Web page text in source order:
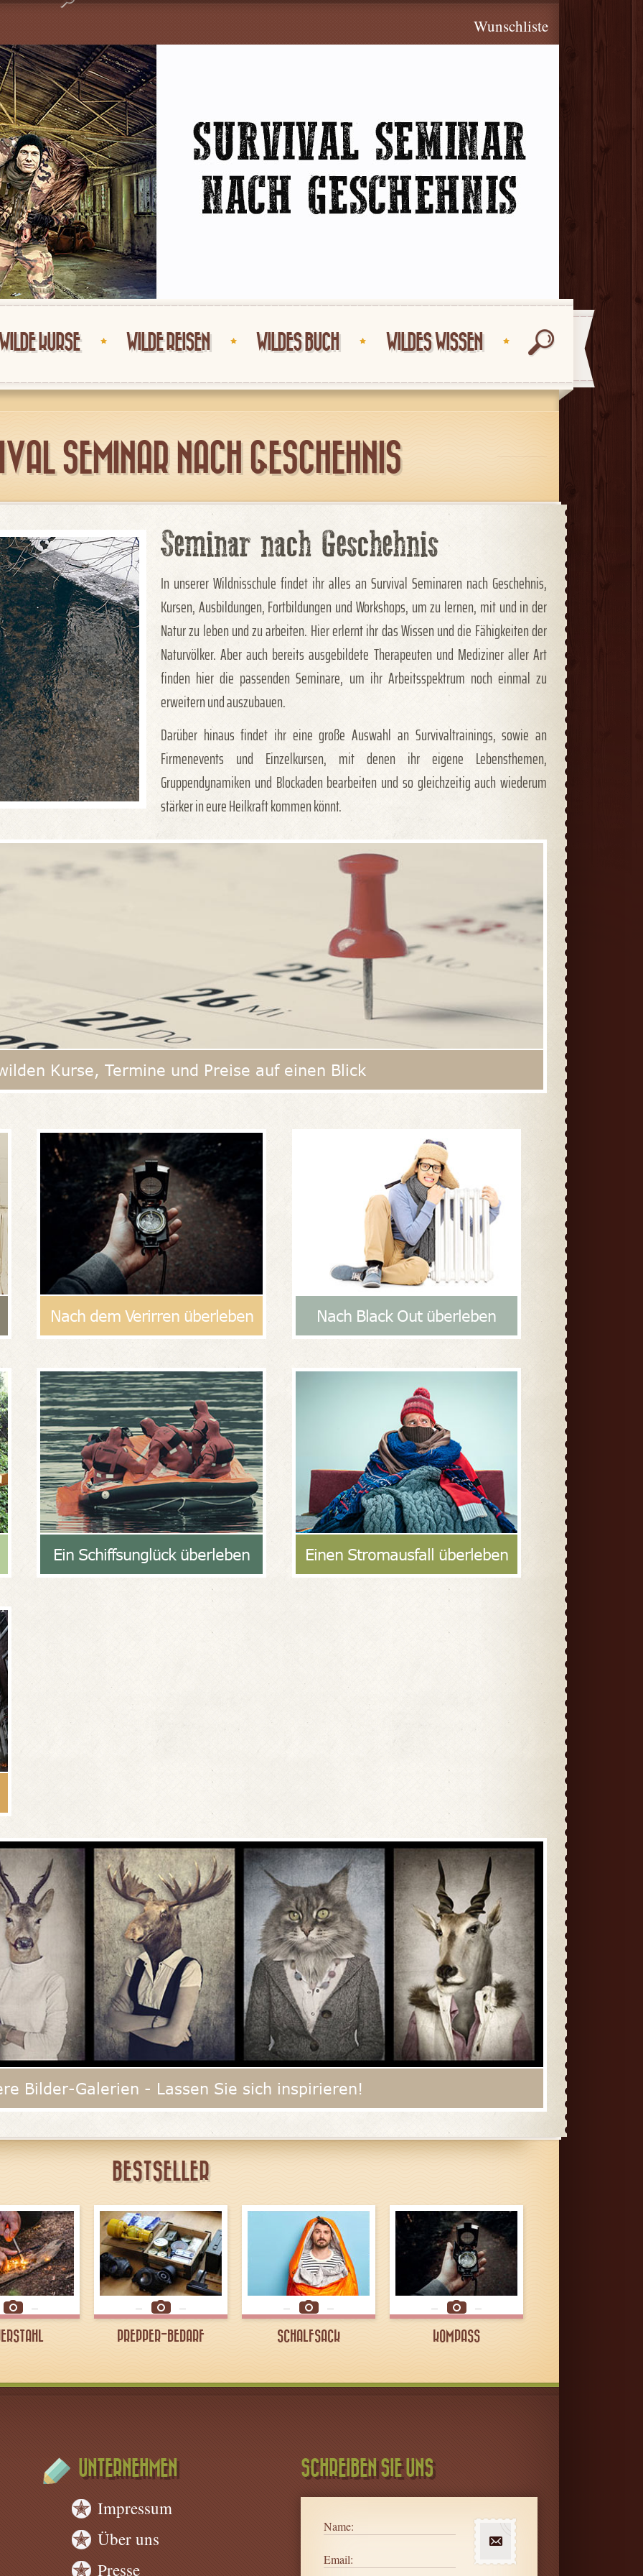
Wunschliste
KURSE WILDE REISEN WILDES BUCH WILDES WISSEN
SEMINAR NACH GESCHEHNIS
Seminar nach Geschehnis
In unserer Wildnisschule findet ihr alles an Survival Seminaren nach Geschehnis,
Kursen, Ausbildungen, Fortbildungen und Workshops, um zu lernen, mit und in der
Natur zu leben und zu arbeiten. Hier erlernt ihr das Wissen und die Fähigkeiten der
Naturvölker. Aber auch bereits ausgebildete Therapeuten und Mediziner aller Art
finden hier die passenden Seminare, um ihr Arbeitsspektrum noch einmal zu
erweitern und auszubauen.
Darüber hinaus findet ihr eine große Auswahl an Survivaltrainings, sowie an
Firmenevents und Einzelkursen, mit denen ihr eigene Lebensthemen,
Gruppendynamiken und Blockaden bearbeiten und so gleichzeitig auch wiederum
stärker in eure Heilkraft kommen könnt.
Kurse, Termine und Preise auf einen Blick
Nach dem Verirren überleben Nach Black Out überleben
Ein Schiffsunglück überleben Einen Stromausfall überleben
Bilder-Galerien - Lassen Sie sich inspirieren!
BESTSELLER
PREPPER-BEDARF SCHALFSACK KOMPASS
UNTERNEHMEN
Impressum
Über uns
Presse
SCHREIBEN SIE UNS
Name:
Email: